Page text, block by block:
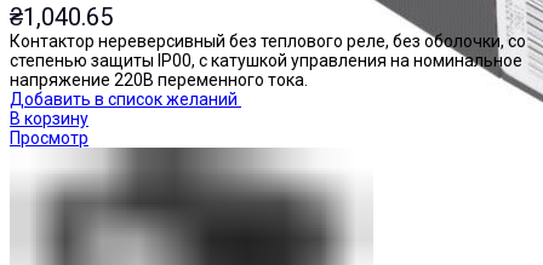
Реле тепловые
₴1,040.65
Контактор нереверсивный без теплового реле, без оболочки, со
степенью защиты IP00, с катушкой управления на номинальное
напряжение 220В переменного тока.
Добавить в список желаний
В корзину
Просмотр